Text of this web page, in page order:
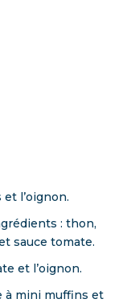
l’oignon.
: thon,
sauce tomate.
et l’oignon.
à mini muffins et